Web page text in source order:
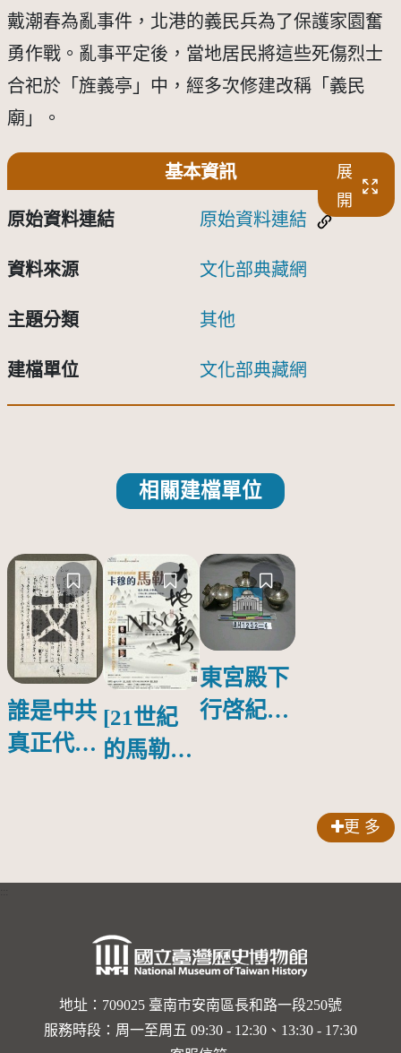
戴潮春為亂事件，北港的義民兵為了保護家園奮
勇作戰。亂事平定後，當地居民將這些死傷烈士
合祀於「旌義亭」中，經多次修建改稱「義民
廟」。
基本資訊
展
開
原始資料連結 原始資料連結
資料來源 文化部典藏網
主題分類 其他
建檔單位 文化部典藏網
相關建檔單位
誰是中共
真正代言
[21世紀
的馬勒、
的依戀—
勒大地之
歌]【對
世界與生
命的依戀
東宮殿下
行啓紀念
更 多
地址：709025 臺南市安南區長和路一段250號
服務時段：周一至周五 09:30 - 12:30、13:30 - 17:30